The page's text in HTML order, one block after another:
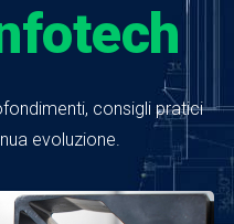
consigli pratici
evoluzione.